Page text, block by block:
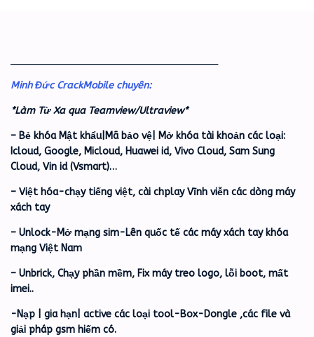
Minh Đức CrackMobile chuyên:
*Làm Từ Xa qua Teamview/Ultraview*
– Bẻ khóa Mật khẩu|Mã bảo vệ| Mở khóa tài khoản các loại:
Icloud, Google, Micloud, Huawei id, Vivo Cloud, Sam Sung
Cloud, Vin id (Vsmart)…
– Việt hóa-chạy tiếng việt, cài chplay Vĩnh viễn các dòng máy
xách tay
– Unlock-Mở mạng sim-Lên quốc tế các máy xách tay khóa
mạng Việt Nam
– Unbrick, Chạy phần mềm, Fix máy treo logo, lỗi boot, mất
imei..
-Nạp | gia hạn| active các loại tool-Box-Dongle ,các file và
giải pháp gsm hiếm có.